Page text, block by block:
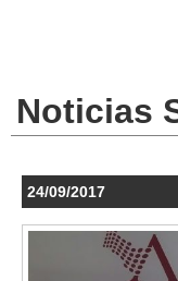
Noticias
24/09/2017